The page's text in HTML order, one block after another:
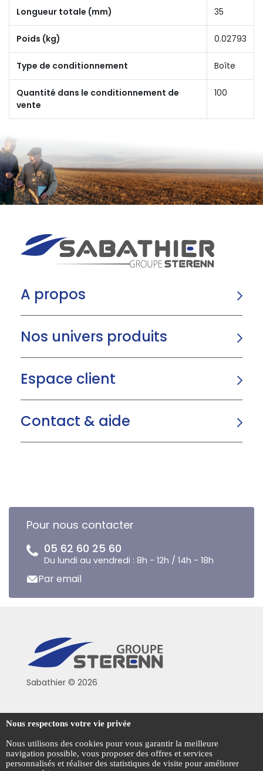
Longueur totale (mm) 35
Poids (kg) 0.02793
Type de conditionnement Boîte
Quantité dans le conditionnement de
vente
100
A propos
Nos univers produits
Espace client
Contact & aide
Pour nous contacter
05 62 60 25 60
Du lundi au vendredi : 8h - 12h / 14h - 18h
Par email
Sabathier © 2026
Politique de confidentialité
Conditions générales de vente
Mentions légales
Nous respectons votre vie privée
Nous utilisons des cookies pour vous garantir la meilleure
navigation possible, vous proposer des offres et services
personnalisés et réaliser des statistiques de visite pour améliorer